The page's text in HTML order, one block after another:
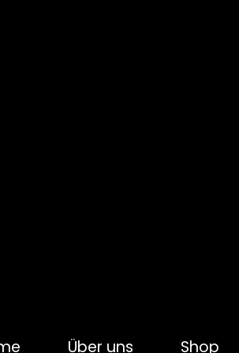
Über uns Shop